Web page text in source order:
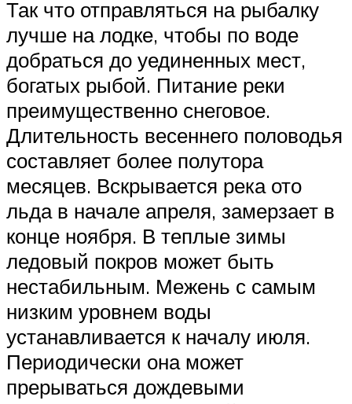
Так что отправляться на рыбалку
лучше на лодке, чтобы по воде
добраться до уединенных мест,
богатых рыбой. Питание реки
преимущественно снеговое.
Длительность весеннего половодья
составляет более полутора
месяцев. Вскрывается река ото
льда в начале апреля, замерзает в
конце ноября. В теплые зимы
ледовый покров может быть
нестабильным. Межень с самым
низким уровнем воды
устанавливается к началу июля.
Периодически она может
прерываться дождевыми